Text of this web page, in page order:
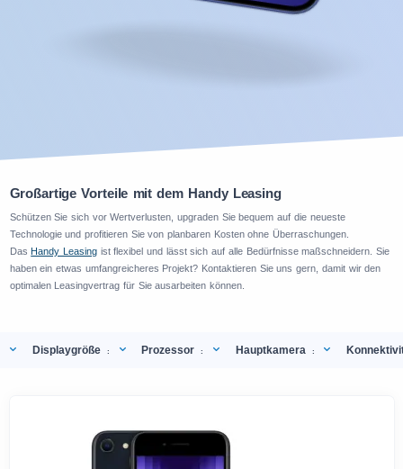
Großartige Vorteile mit dem Handy Leasing
Schützen Sie sich vor Wertverlusten, upgraden Sie bequem auf die neueste
Technologie und profitieren Sie von planbaren Kosten ohne Überraschungen.
Das Handy Leasingist flexibel und lässt sich auf alle Bedürfnisse maßschneidern. Sie
haben ein etwas umfangreicheres Projekt? Kontaktieren Sie uns gern, damit wir den
optimalen Leasingvertrag für Sie ausarbeiten können.
Displaygröße : Prozessor : Hauptkamera :